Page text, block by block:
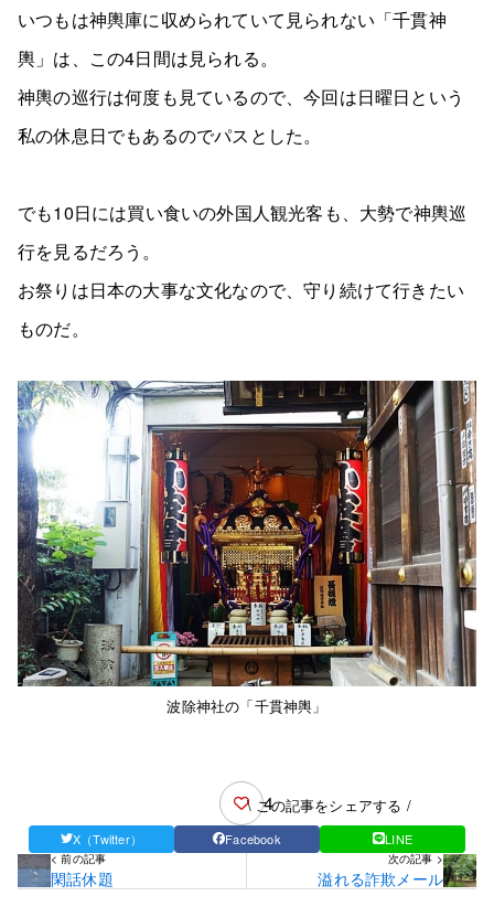
いつもは神輿庫に収められていて見られない「千貫神
輿」は、この4日間は見られる。
神輿の巡行は何度も見ているので、今回は日曜日という
私の休息日でもあるのでパスとした。
でも10日には買い食いの外国人観光客も、大勢で神輿巡
行を見るだろう。
お祭りは日本の大事な文化なので、守り続けて行きたい
ものだ。
波除神社の「千貫神輿」
4
\ この記事をシェアする /
X（Twitter） Facebook LINE
< 前の記事
閑話休題
次の記事 >
溢れる詐欺メール